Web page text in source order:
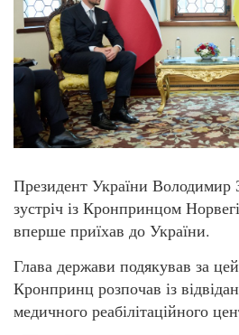
Президент України Володимир
зустріч із Кронпринцом
вперше приїхав до України.
Глава держави подякував за
Кронпринц розпочав із
медичного реабілітаційного